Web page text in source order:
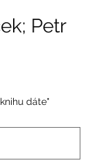
Petr
dáte"